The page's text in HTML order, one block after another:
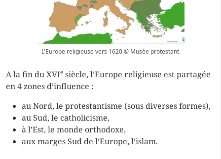
L'Europe religieuse vers 1620 © Musée protestant
A la fin du XVIe siècle, l’Europe religieuse est partagée
en 4 zones d’influence :
au Nord, le protestantisme (sous diverses formes),
au Sud, le catholicisme,
à l’Est, le monde orthodoxe,
aux marges Sud de l’Europe, l’islam.